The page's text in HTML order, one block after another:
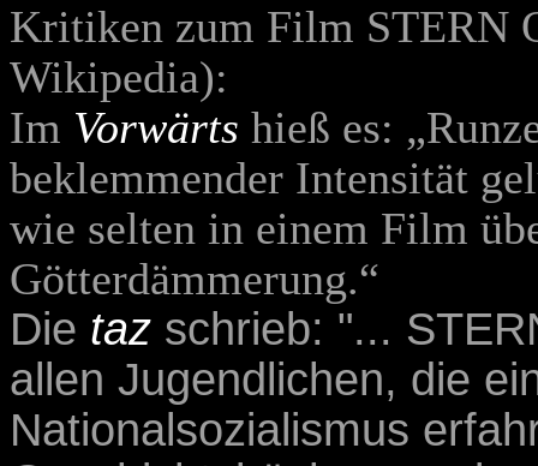
Kritiken zum Film STERN
Wikipedia):
Im Vorwärts hieß es:
beklemmender Intensität
wie selten in einem Film
Götterdämmerung.“
Die taz schrieb: "...
allen Jugendlichen, die
Nationalsozialismus